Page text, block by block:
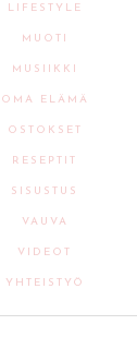
LIFESTYLE
MUOTI
MUSIIKKI
OMA ELÄMÄ
OSTOKSET
RESEPTIT
SISUSTUS
VAUVA
VIDEOT
YHTEISTYÖ